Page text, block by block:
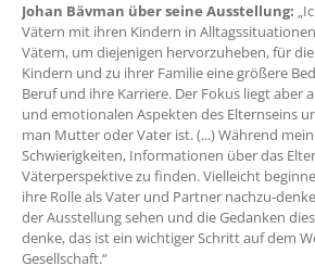
Johan Bävman über seine Ausstellung:
Vätern mit ihren Kindern in
Vätern, um diejenigen hervorzuheben, für
Kindern und zu ihrer Familie eine größere
Beruf und ihre Karriere. Der Fokus liegt aber
und emotionalen Aspekten des Elternseins
man Mutter oder Vater ist. (...) Während
Schwierigkeiten, Informationen über das
Väterperspektive zu finden. Vielleicht
ihre Rolle als Vater und Partner nachzu-
der Ausstellung sehen und die Gedanken
denke, das ist ein wichtiger Schritt auf dem
Gesellschaft.“